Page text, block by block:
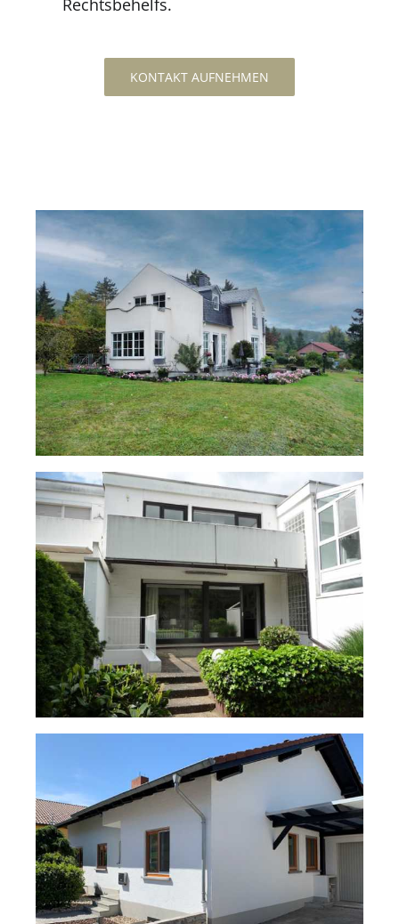
Rechtsbehelfs.
KONTAKT AUFNEHMEN